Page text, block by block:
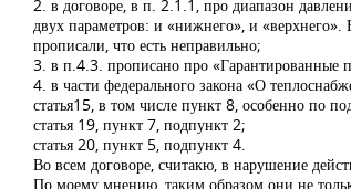
2. в договоре, в п. 2.1.1, про диапазон
двух параметров: и «нижнего», и
прописали, что есть неправильно;
3. в п.4.3. прописано про «Гарантированные
4. в части федерального закона «О
статья15, в том числе пункт 8, особенно по
статья 19, пункт 7, подпункт 2;
статья 20, пункт 5, подпункт 4.
Во всем договоре, считакю, в нарушение
По моему мнению, таким образом они не